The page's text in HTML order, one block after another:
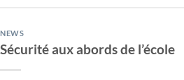
NEWS
Sécurité aux abords de l’école